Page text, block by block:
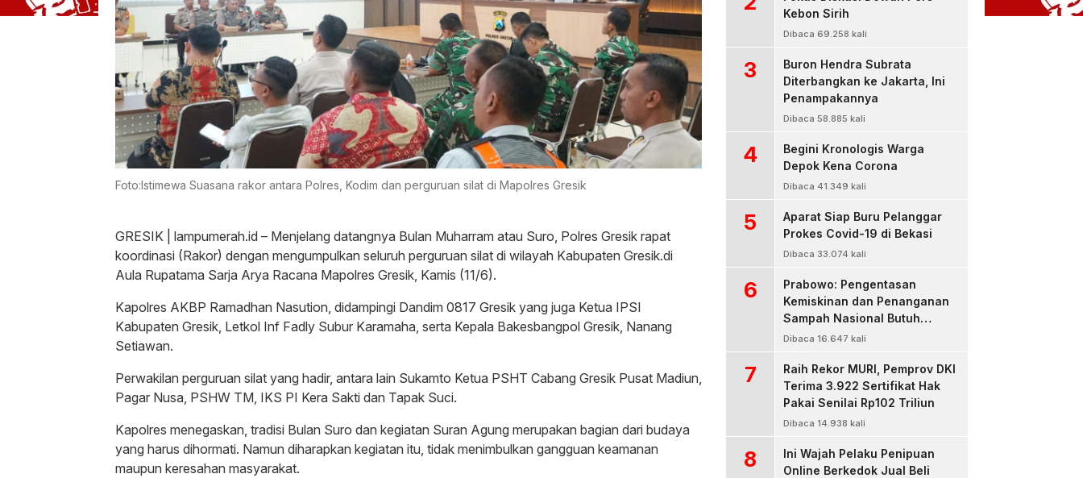
Foto:Istimewa Suasana rakor antara Polres, Kodim dan perguruan silat di Mapolres Gresik
GRESIK | lampumerah.id – Menjelang datangnya Bulan Muharram atau Suro, Polres Gresik rapat
koordinasi (Rakor) dengan mengumpulkan seluruh perguruan silat di wilayah Kabupaten Gresik.di
Aula Rupatama Sarja Arya Racana Mapolres Gresik, Kamis (11/6).
Kapolres AKBP Ramadhan Nasution, didampingi Dandim 0817 Gresik yang juga Ketua IPSI
Kabupaten Gresik, Letkol Inf Fadly Subur Karamaha, serta Kepala Bakesbangpol Gresik, Nanang
Setiawan.
Perwakilan perguruan silat yang hadir, antara lain Sukamto Ketua PSHT Cabang Gresik Pusat Madiun,
Pagar Nusa, PSHW TM, IKS PI Kera Sakti dan Tapak Suci.
Kapolres menegaskan, tradisi Bulan Suro dan kegiatan Suran Agung merupakan bagian dari budaya
yang harus dihormati. Namun diharapkan kegiatan itu, tidak menimbulkan gangguan keamanan
maupun keresahan masyarakat.
Kebon Sirih
Dibaca 69.258 kali
3
Buron Hendra Subrata
Diterbangkan ke Jakarta, Ini
Penampakannya
Dibaca 58.885 kali
4
Begini Kronologis Warga
Depok Kena Corona
Dibaca 41.349 kali
5
Aparat Siap Buru Pelanggar
Prokes Covid-19 di Bekasi
Dibaca 33.074 kali
6
Prabowo: Pengentasan
Kemiskinan dan Penanganan
Sampah Nasional Butuh
Persatuan dan Kepemimpinan
Dibaca 16.647 kali
7
Raih Rekor MURI, Pemprov DKI
Terima 3.922 Sertifikat Hak
Pakai Senilai Rp102 Triliun
Dibaca 14.938 kali
8
Ini Wajah Pelaku Penipuan
Online Berkedok Jual Beli